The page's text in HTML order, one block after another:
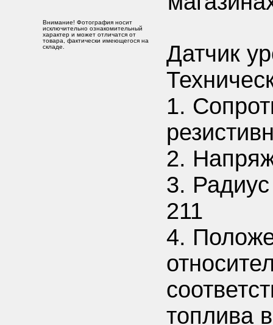
Внимание! Фотография носит
исключительно ознакомительный
характер и может отличатся от
товара, фактически имеющегося на
складе.
Датчик
1.
2.
3.
211
4.
топлива